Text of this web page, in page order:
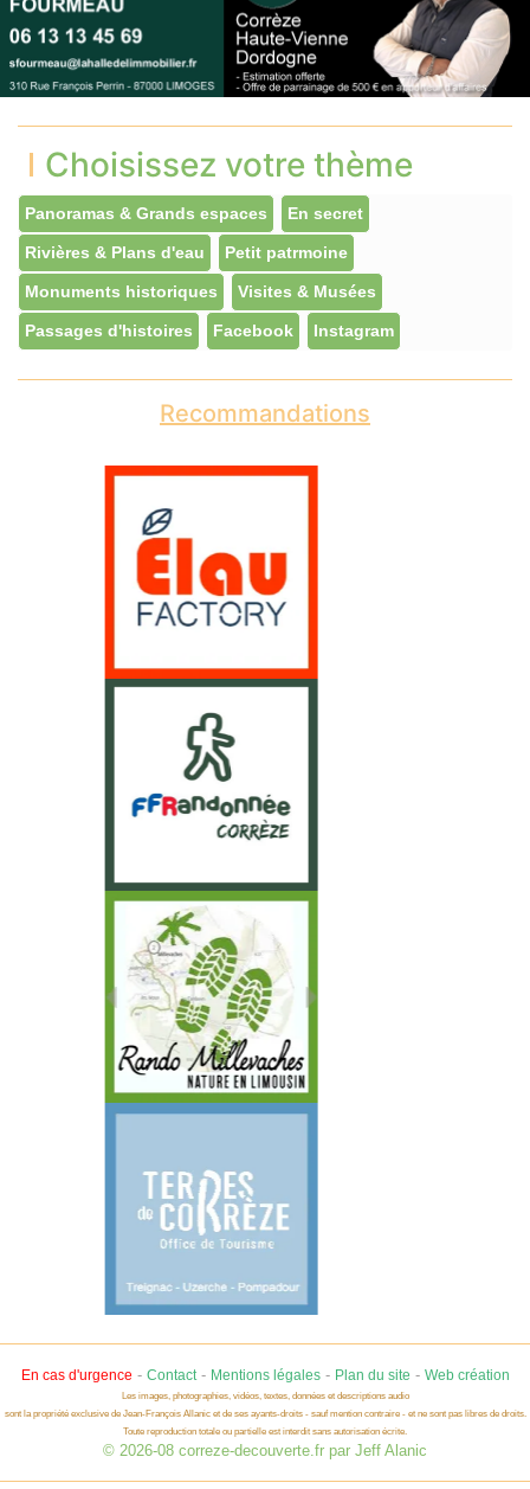
Choisissez votre thème
Panoramas & Grands espaces En secret
Rivières & Plans d'eau Petit patrmoine
Monuments historiques Visites & Musées
Passages d'histoires Facebook Instagram
Recommandations
En cas d'urgence - Contact- Mentions légales- Plan du site - Web création
Les images, photographies, vidéos, textes, données et descriptions audio
sont la propriété exclusive de Jean-François Allanic et de ses ayants-droits - sauf mention contraire - et ne sont pas libres de droits.
Toute reproduction totale ou partielle est interdit sans autorisation écrite.
© 2026-08 correze-decouverte.fr par Jeff Alanic